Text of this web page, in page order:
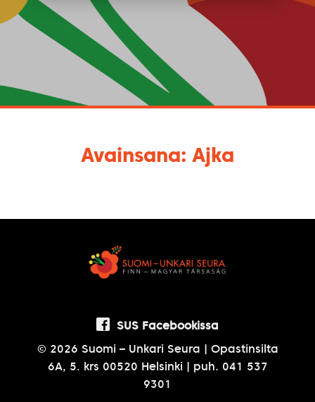
Avainsana: Ajka
SUS Facebookissa
© 2026 Suomi – Unkari Seura | Opastinsilta
6A, 5. krs 00520 Helsinki | puh. 041 537
9301